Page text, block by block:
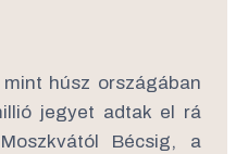
húsz országában
jegyet adtak el rá
Bécsig, a